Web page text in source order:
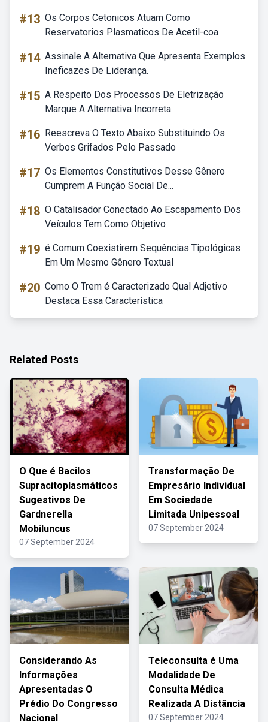
#13 Os Corpos Cetonicos Atuam Como
Reservatorios Plasmaticos De Acetil-coa
#14 Assinale A Alternativa Que Apresenta Exemplos
Ineficazes De Liderança.
#15 A Respeito Dos Processos De Eletrização
Marque A Alternativa Incorreta
#16 Reescreva O Texto Abaixo Substituindo Os
Verbos Grifados Pelo Passado
#17 Os Elementos Constitutivos Desse Gênero
Cumprem A Função Social De...
#18 O Catalisador Conectado Ao Escapamento Dos
Veículos Tem Como Objetivo
#19 é Comum Coexistirem Sequências Tipológicas
Em Um Mesmo Gênero Textual
#20 Como O Trem é Caracterizado Qual Adjetivo
Destaca Essa Característica
Related Posts
O Que é Bacilos
Supracitoplasmáticos
Sugestivos De
Gardnerella
Mobiluncus
07 September 2024
Transformação De
Empresário Individual
Em Sociedade
Limitada Unipessoal
07 September 2024
Considerando As
Informações
Apresentadas O
Prédio Do Congresso
Nacional
Teleconsulta é Uma
Modalidade De
Consulta Médica
Realizada A Distância
07 September 2024